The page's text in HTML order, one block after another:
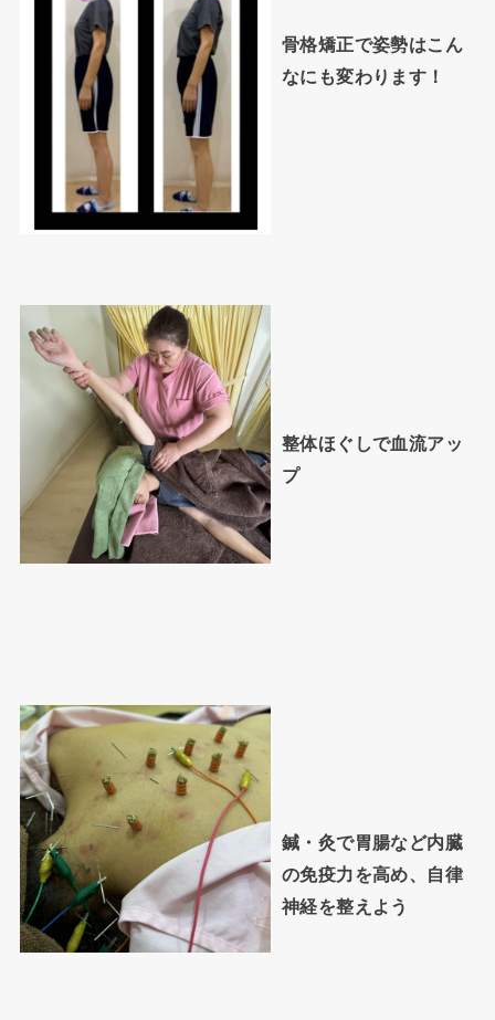
骨格矯正で姿勢はこん
なにも変わります！
整体ほぐしで血流アッ
プ
鍼・灸で胃腸など内臓
の免疫力を高め、自律
神経を整えよう